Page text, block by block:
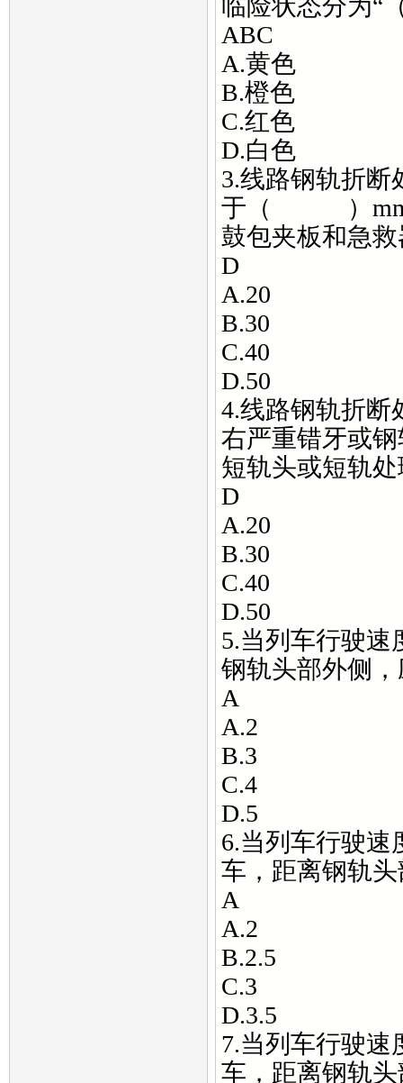
临险状态分为“
ABC
A.黄色
B.橙色
C.红色
D.白色
3.线路钢轨折断
于（ ）mm，
鼓包夹板和急
D
A.20
B.30
C.40
D.50
4.线路钢轨折
右严重错牙或
短轨头或短轨
D
A.20
B.30
C.40
D.50
5.当列车行驶速
钢轨头部外侧
A
A.2
B.3
C.4
D.5
6.当列车行驶速
车，距离钢轨
A
A.2
B.2.5
C.3
D.3.5
7.当列车行驶速
车，距离钢轨